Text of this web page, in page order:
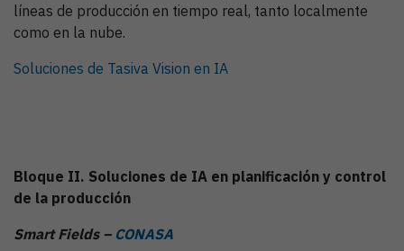
líneas de producción en tiempo real, tanto localmente
como en la nube.
Soluciones de Tasiva Vision en IA
Bloque II. Soluciones de IA en planificación y control
de la producción
Smart Fields – CONASA